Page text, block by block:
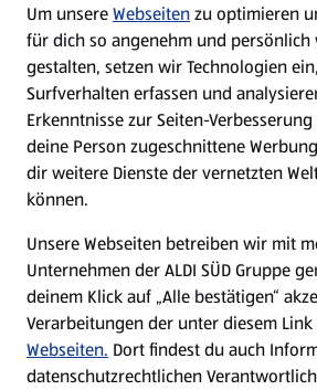
WhatsApp
Über ALDI SÜD
Filialen
Nachhaltigkeit
Karriere
Um unsereWebseitenzu optimieren
für dich so angenehm und
gestalten, setzen wir Technologien
Surfverhalten erfassen und
Erkenntnisse zur Seiten-
deine Person zugeschnittene
dir weitere Dienste der vernetzten
können.
Unsere Webseiten betreiben wir mit
Unternehmen der ALDI SÜD Gruppe
deinem Klick auf „Alle bestätigen“
Verarbeitungen der unter diesem
Webseiten. Dort findest du auch
datenschutzrechtlichen